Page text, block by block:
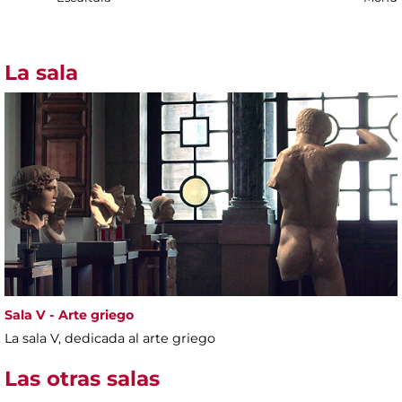
La sala
Sala V - Arte griego
La sala V, dedicada al arte griego
Las otras salas